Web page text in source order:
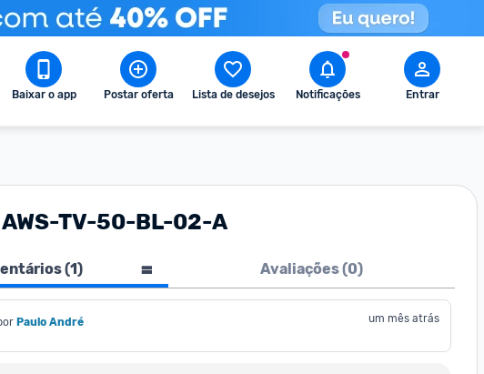
Baixar o app Postar oferta Lista de desejos Notificações Entrar
TV-50-BL-02-A
(1) Avaliações (0)
Paulo André um mês atrás